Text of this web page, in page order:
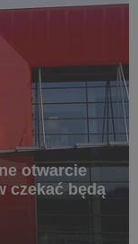
otwarcie
czekać będą